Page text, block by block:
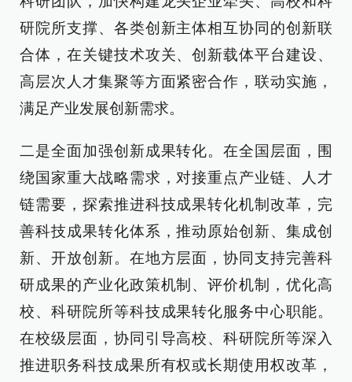
研院所支撑、各类创新主体相互协同的创新联
合体，在关键技术攻关、创新载体平台建设、
高层次人才集聚等方面紧密合作，联动实施，
满足产业发展创新需求。
二是全面加强创新成果转化。在全国层面，围
绕国家重大战略需求，对接重点产业链、人才
链需要，探索推进科技成果转化机制改革，完
善科技成果转化体系，推动原始创新、集成创
新、开放创新。在地方层面，协同支持完善科
研成果的产业化政策机制、评价机制，优化高
校、科研院所等科技成果转化服务中心职能。
在校级层面，协同引导高校、科研院所等深入
推进职务科技成果所有权或长期使用权改革，